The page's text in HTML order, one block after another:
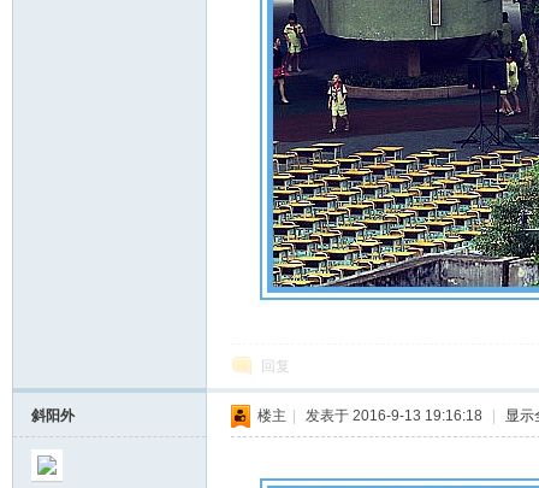
回复
斜阳外 楼主 发表于 2016-9-13 19:16:18 显示